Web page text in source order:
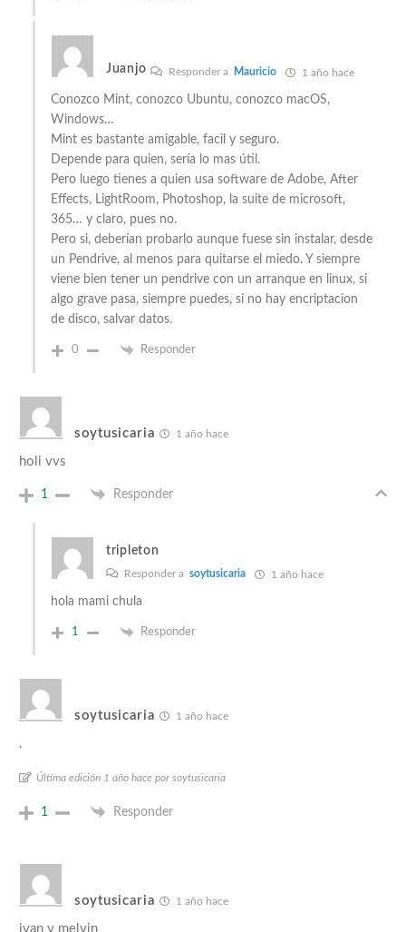
Juanjo Responder a Mauricio 1 año hace
Conozco Mint, conozco Ubuntu, conozco macOS,
Windows…
Mint es bastante amigable, facil y seguro.
Depende para quien, sería lo mas útil.
Pero luego tienes a quien usa software de Adobe, After
Effects, LightRoom, Photoshop, la suite de microsoft,
365… y claro, pues no.
Pero si, deberían probarlo aunque fuese sin instalar, desde
un Pendrive, al menos para quitarse el miedo. Y siempre
viene bien tener un pendrive con un arranque en linux, si
algo grave pasa, siempre puedes, si no hay encriptacion
de disco, salvar datos.
0 Responder
soytusicaria 1 año hace
holi vvs
1 Responder
tripleton
Responder a soytusicaria 1 año hace
hola mami chula
1 Responder
soytusicaria 1 año hace
.
Última edición 1 año hace por soytusicaria
1 Responder
soytusicaria 1 año hace
ivan y melvin